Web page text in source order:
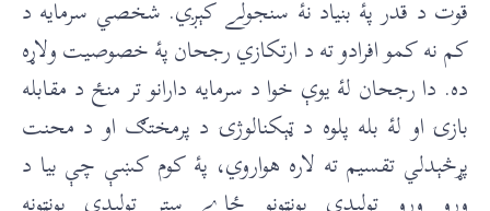
قوت د قدر پۀ بنياد نۀ سنجولے کېږي. شخصي سرمايه د
کم نه کمو افرادو ته د ارتکازي رجحان پۀ خصوصيت ولاړه
ده. دا رجحان لۀ يوې خوا د سرمايه دارانو تر منځ د مقابله
بازۍ او لۀ بله پلوه د ټېکنالوژۍ د پرمختګ او د محنت
پړڅېدلي تقسيم ته لاره هواروي، پۀ کوم کښې چې بيا د